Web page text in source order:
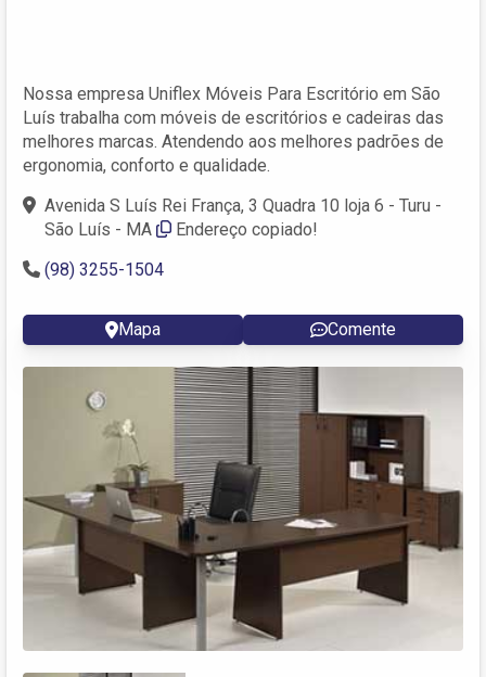
Nossa empresa Uniflex Móveis Para Escritório em São
Luís trabalha com móveis de escritórios e cadeiras das
melhores marcas. Atendendo aos melhores padrões de
ergonomia, conforto e qualidade.
Avenida S Luís Rei França, 3 Quadra 10 loja 6 - Turu -
São Luís - MA
Endereço copiado!
(98) 3255-1504
Mapa Comente